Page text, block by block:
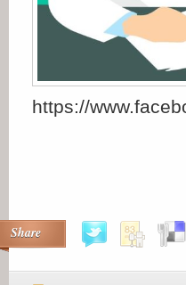
https://
Share